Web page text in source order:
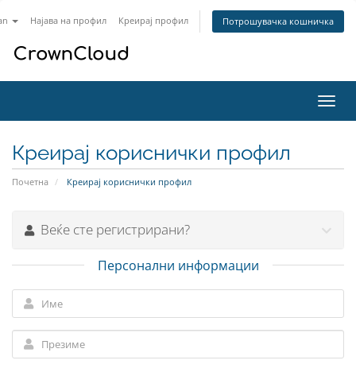
Најава на профил Креирај профил Потрошувачка кошничка
ја
Креирај кориснички профил
Почетна Креирај кориснички профил
Веќе сте регистрирани?
Персонални информации